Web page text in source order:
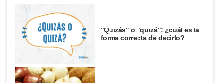
"Quizás" o "quizá": ¿cuál es la
forma correcta de decirlo?